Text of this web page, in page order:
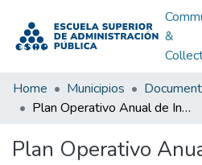
&
Home Municipios
Plan Operativo Anual de Inversiones Riohacha La Guajira 2010: POAI Riohacha La Guajira 2010
Plan Operativo